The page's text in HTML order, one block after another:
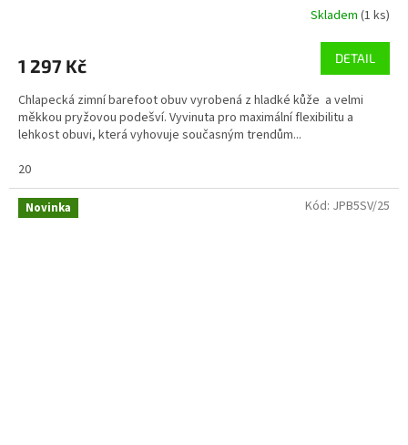
Skladem (1 ks)
1 297 Kč DETAIL
Chlapecká zimní barefoot obuv vyrobená z hladké kůže a velmi
měkkou pryžovou podešví. Vyvinuta pro maximální flexibilitu a
lehkost obuvi, která vyhovuje současným trendům...
20
Novinka Kód: JPB5SV/25